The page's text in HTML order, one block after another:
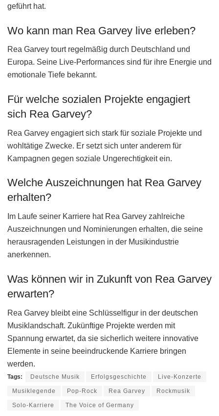
geführt hat.
Wo kann man Rea Garvey live erleben?
Rea Garvey tourt regelmäßig durch Deutschland und
Europa. Seine Live-Performances sind für ihre Energie und
emotionale Tiefe bekannt.
Für welche sozialen Projekte engagiert
sich Rea Garvey?
Rea Garvey engagiert sich stark für soziale Projekte und
wohltätige Zwecke. Er setzt sich unter anderem für
Kampagnen gegen soziale Ungerechtigkeit ein.
Welche Auszeichnungen hat Rea Garvey
erhalten?
Im Laufe seiner Karriere hat Rea Garvey zahlreiche
Auszeichnungen und Nominierungen erhalten, die seine
herausragenden Leistungen in der Musikindustrie
anerkennen.
Was können wir in Zukunft von Rea Garvey
erwarten?
Rea Garvey bleibt eine Schlüsselfigur in der deutschen
Musiklandschaft. Zukünftige Projekte werden mit
Spannung erwartet, da sie sicherlich weitere innovative
Elemente in seine beeindruckende Karriere bringen
werden.
Tags: Deutsche Musik Erfolgsgeschichte Live-Konzerte
Musiklegende Pop-Rock Rea Garvey Rockmusik
Solo-Karriere The Voice of Germany